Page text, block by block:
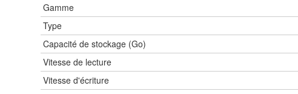
Gamme
Type
Capacité de stockage (Go)
Vitesse de lecture
Vitesse d'écriture